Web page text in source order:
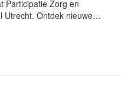
Participatie Zorg en
Utrecht. Ontdek nieuwe…